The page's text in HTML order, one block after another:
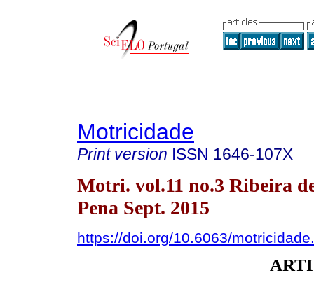
Motricidade
Print version ISSN 1646-107X
Motri. vol.11 no.3 Ribeira
Pena Sept. 2015
https://doi.org/10.6063/